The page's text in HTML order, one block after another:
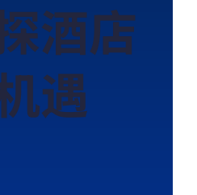
酒店
遇